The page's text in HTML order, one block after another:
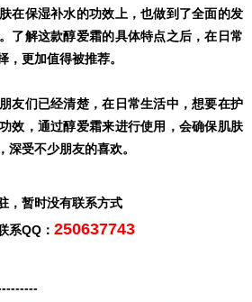
在保湿补水的功效上，也做到了全面的发
了解这款醇爱霜的具体特点之后，在日常
，更加值得被推荐。
友们已经清楚，在日常生活中，想要在护
效，通过醇爱霜来进行使用，会确保肌肤
深受不少朋友的喜欢。
，暂时没有联系方式
系QQ： 250637743